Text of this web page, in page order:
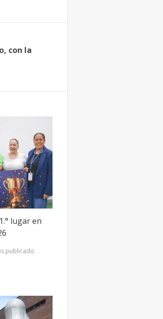
con la
lugar en
publicado